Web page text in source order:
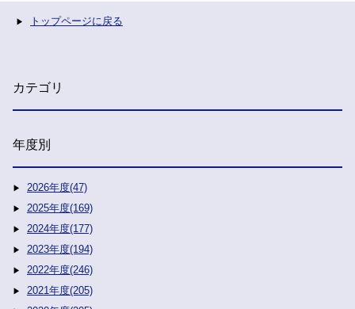
トップページに戻る
カテゴリ
年度別
2026年度(47)
2025年度(169)
2024年度(177)
2023年度(194)
2022年度(246)
2021年度(205)